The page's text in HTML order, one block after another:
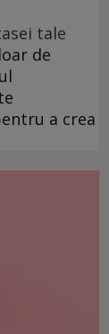
tale
de
a crea